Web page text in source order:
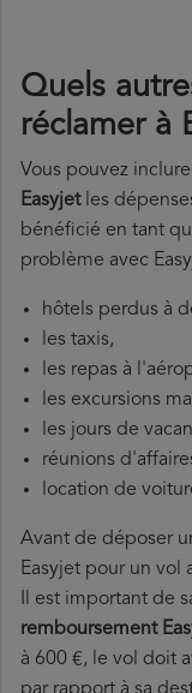
Quels
réclamer à
Vous pouvez
Easyjetles
bénéficié en tant
problème avec
hôtels perdus à
les taxis,
les repas à
les excursions
les jours de
réunions
location de
Avant de déposer
Easyjet pour un vol
Il est important de
remboursement
à 600 €, le vol doit